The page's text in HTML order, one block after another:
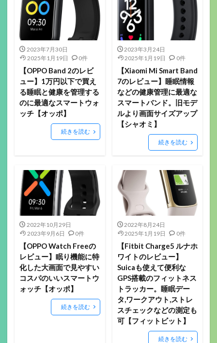
2023年7月30日
2025年1月19日
0件
【OPPO Band 2のレビ
ュー】1万円以下で買え
る睡眠と健康を管理する
のに最適なスマートウォ
ッチ【オッポ】
続きを読む
2023年3月24日
2025年1月19日
0件
【Xiaomi Mi Smart Band
7のレビュー】睡眠情報
などの健康管理に最適な
スマートバンド。旧モデ
ルより画面サイズアップ
【シャオミ】
続きを読む
2022年10月29日
2023年9月6日
0件
【OPPO Watch Freeの
レビュー】眠り機能に特
化した大画面で見やすい
コスパのいいスマートウ
ォッチ【オッポ】
続きを読む
2022年8月24日
2025年1月19日
0件
【Fitbit Charge5 ルナホ
ワイトのレビュー】
Suicaも使えて便利な
GPS搭載のフィットネス
トラッカー。睡眠デー
タ,ワークアウト,ストレ
スチェックなどの測定も
可【フィットビット】
続きを読む